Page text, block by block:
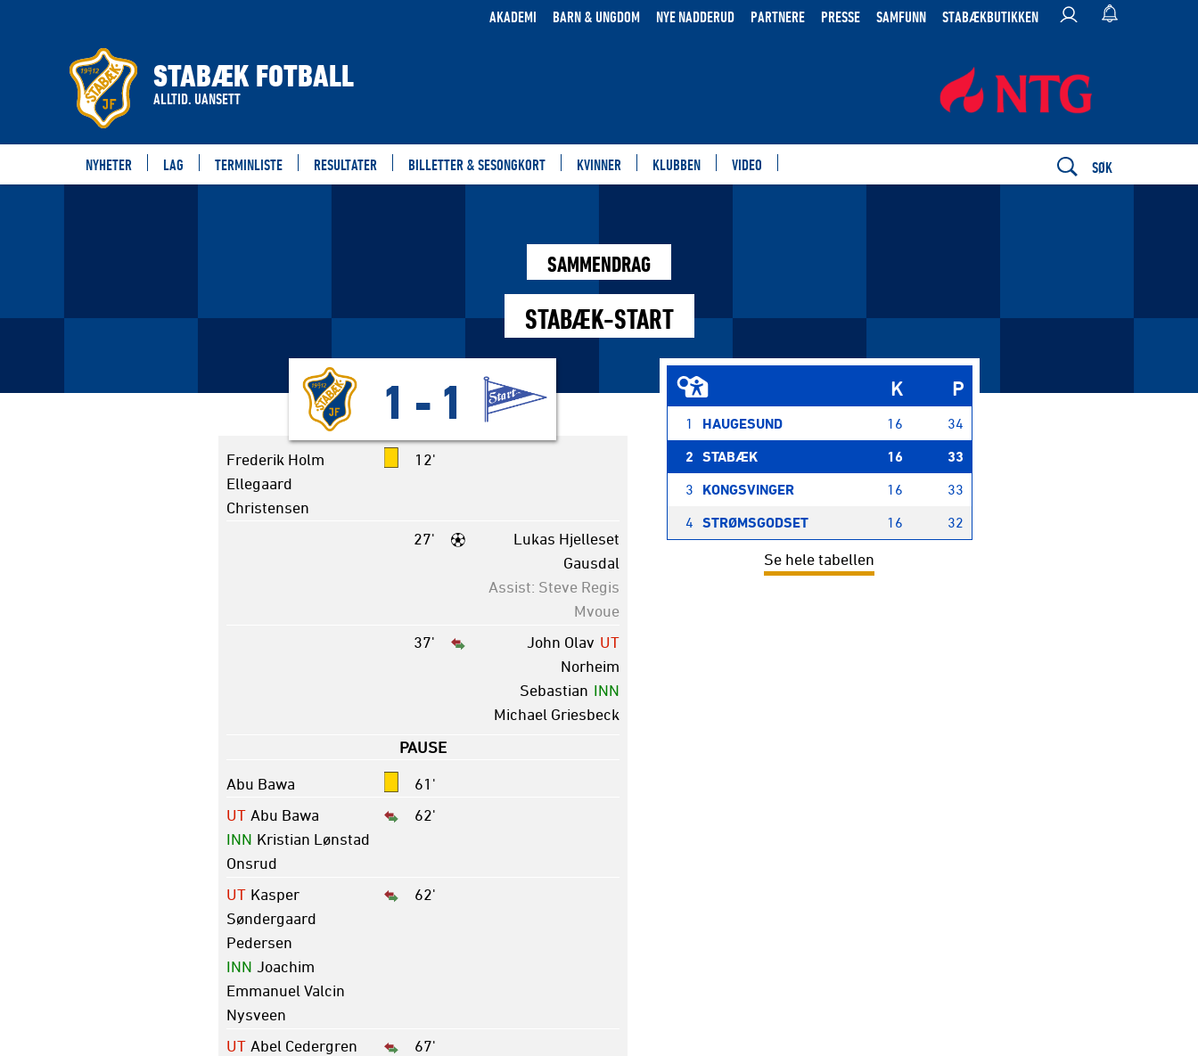
AKADEMI BARN & UNGDOM NYE NADDERUD PARTNERE PRESSE SAMFUNN STABÆKBUTIKKEN
STABÆK FOTBALL
ALLTID. UANSETT
NYHETER LAG TERMINLISTE RESULTATER BILLETTER & SESONGKORT KVINNER KLUBBEN VIDEO SØK
SAMMENDRAG
STABÆK-START
1 - 1
12'
Frederik Holm
Ellegaard
Christensen
27'
Lukas Hjelleset
Gausdal
Assist: Steve Regis
Mvoue
37'
UT
John Olav
Norheim
INN
Sebastian
Michael Griesbeck
PAUSE
61'
Abu Bawa
62'
UT Abu Bawa
INN Kristian Lønstad
Onsrud
62'
UT Kasper
Søndergaard
Pedersen
INN Joachim
Emmanuel Valcin
Nysveen
67'
UT Abel Cedergren
K P
1 HAUGESUND 16 34
2 STABÆK 16 33
3 KONGSVINGER 16 33
4 STRØMSGODSET 16 32
Se hele tabellen